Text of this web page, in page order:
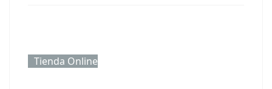
Tienda Online